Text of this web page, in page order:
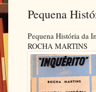
Pequena
Pequena História da
ROCHA MARTINS